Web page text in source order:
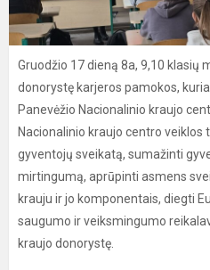
Gruodžio 17 dieną 8a, 9,10 klasių
donorystę karjeros pamokos,
Panevėžio Nacionalinio kraujo
Nacionalinio kraujo centro veiklos
gyventojų sveikatą, sumažinti
mirtingumą, aprūpinti asmens
krauju ir jo komponentais, diegti
saugumo ir veiksmingumo
kraujo donorystę.